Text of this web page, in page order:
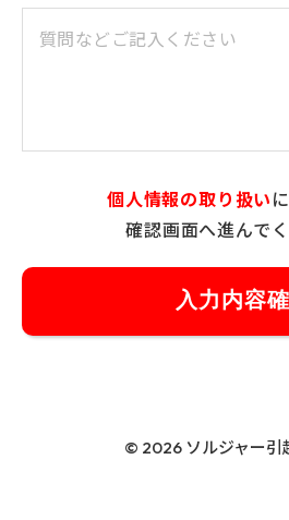
個人情報の取り扱い
確認画面へ進んでく
© 2026 ソルジャー引